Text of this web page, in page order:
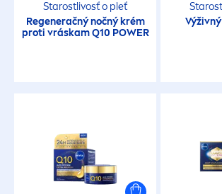
Starostlivosť o pleť
Regeneračný nočný krém
proti vráskam Q10 POWER